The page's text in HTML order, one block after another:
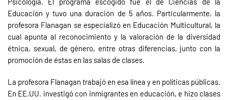
Educación y tuvo una duración de 5 años. Particularmente, la
profesora Flanagan se especializó en Educación Multicultural, la
cual apunta al reconocimiento y la valoración de la diversidad
étnica, sexual, de género, entre otras diferencias, junto con la
promoción de éstas en las salas de clases.
La profesora Flanagan trabajó en esa línea y en políticas públicas.
En EE.UU. investigó con inmigrantes en educación, e hizo clases